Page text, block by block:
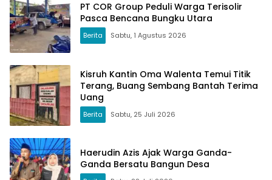
PT COR Group Peduli Warga Terisolir
Pasca Bencana Bungku Utara
Berita Sabtu, 1 Agustus 2026
Kisruh Kantin Oma Walenta Temui Titik
Terang, Buang Sembang Bantah Terima
Uang
Berita Sabtu, 25 Juli 2026
Haerudin Azis Ajak Warga Ganda-
Ganda Bersatu Bangun Desa